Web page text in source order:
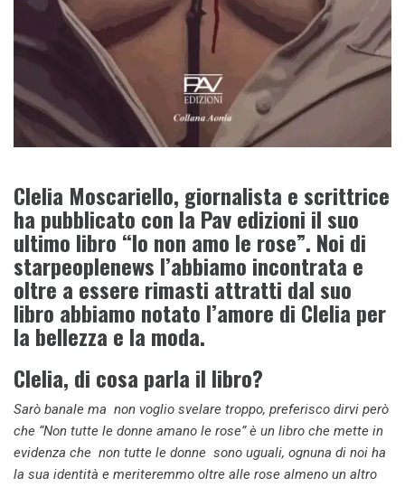
Clelia Moscariello, giornalista e scrittrice
ha pubblicato con la Pav edizioni il suo
ultimo libro “Io non amo le rose”. Noi di
starpeoplenews l’abbiamo incontrata e
oltre a essere rimasti attratti dal suo
libro abbiamo notato l’amore di Clelia per
la bellezza e la moda.
Clelia, di cosa parla il libro?
Sarò banale ma non voglio svelare troppo, preferisco dirvi però
che “Non tutte le donne amano le rose” è un libro che mette in
evidenza che non tutte le donne sono uguali, ognuna di noi ha
la sua identità e meriteremmo oltre alle rose almeno un altro